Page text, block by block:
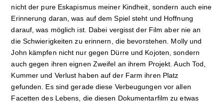
nicht der pure Eskapismus meiner Kindheit, sondern auch eine
Erinnerung daran, was auf dem Spiel steht und Hoffnung
darauf, was möglich ist. Dabei vergisst der Film aber nie an
die Schwierigkeiten zu erinnern, die bevorstehen. Molly und
John kämpfen nicht nur gegen Dürre und Kojoten, sondern
auch gegen ihren eignen Zweifel an ihrem Projekt. Auch Tod,
Kummer und Verlust haben auf der Farm ihren Platz
gefunden. Es sind gerade diese Verbeugungen vor allen
Facetten des Lebens, die diesen Dokumentarfilm zu etwas